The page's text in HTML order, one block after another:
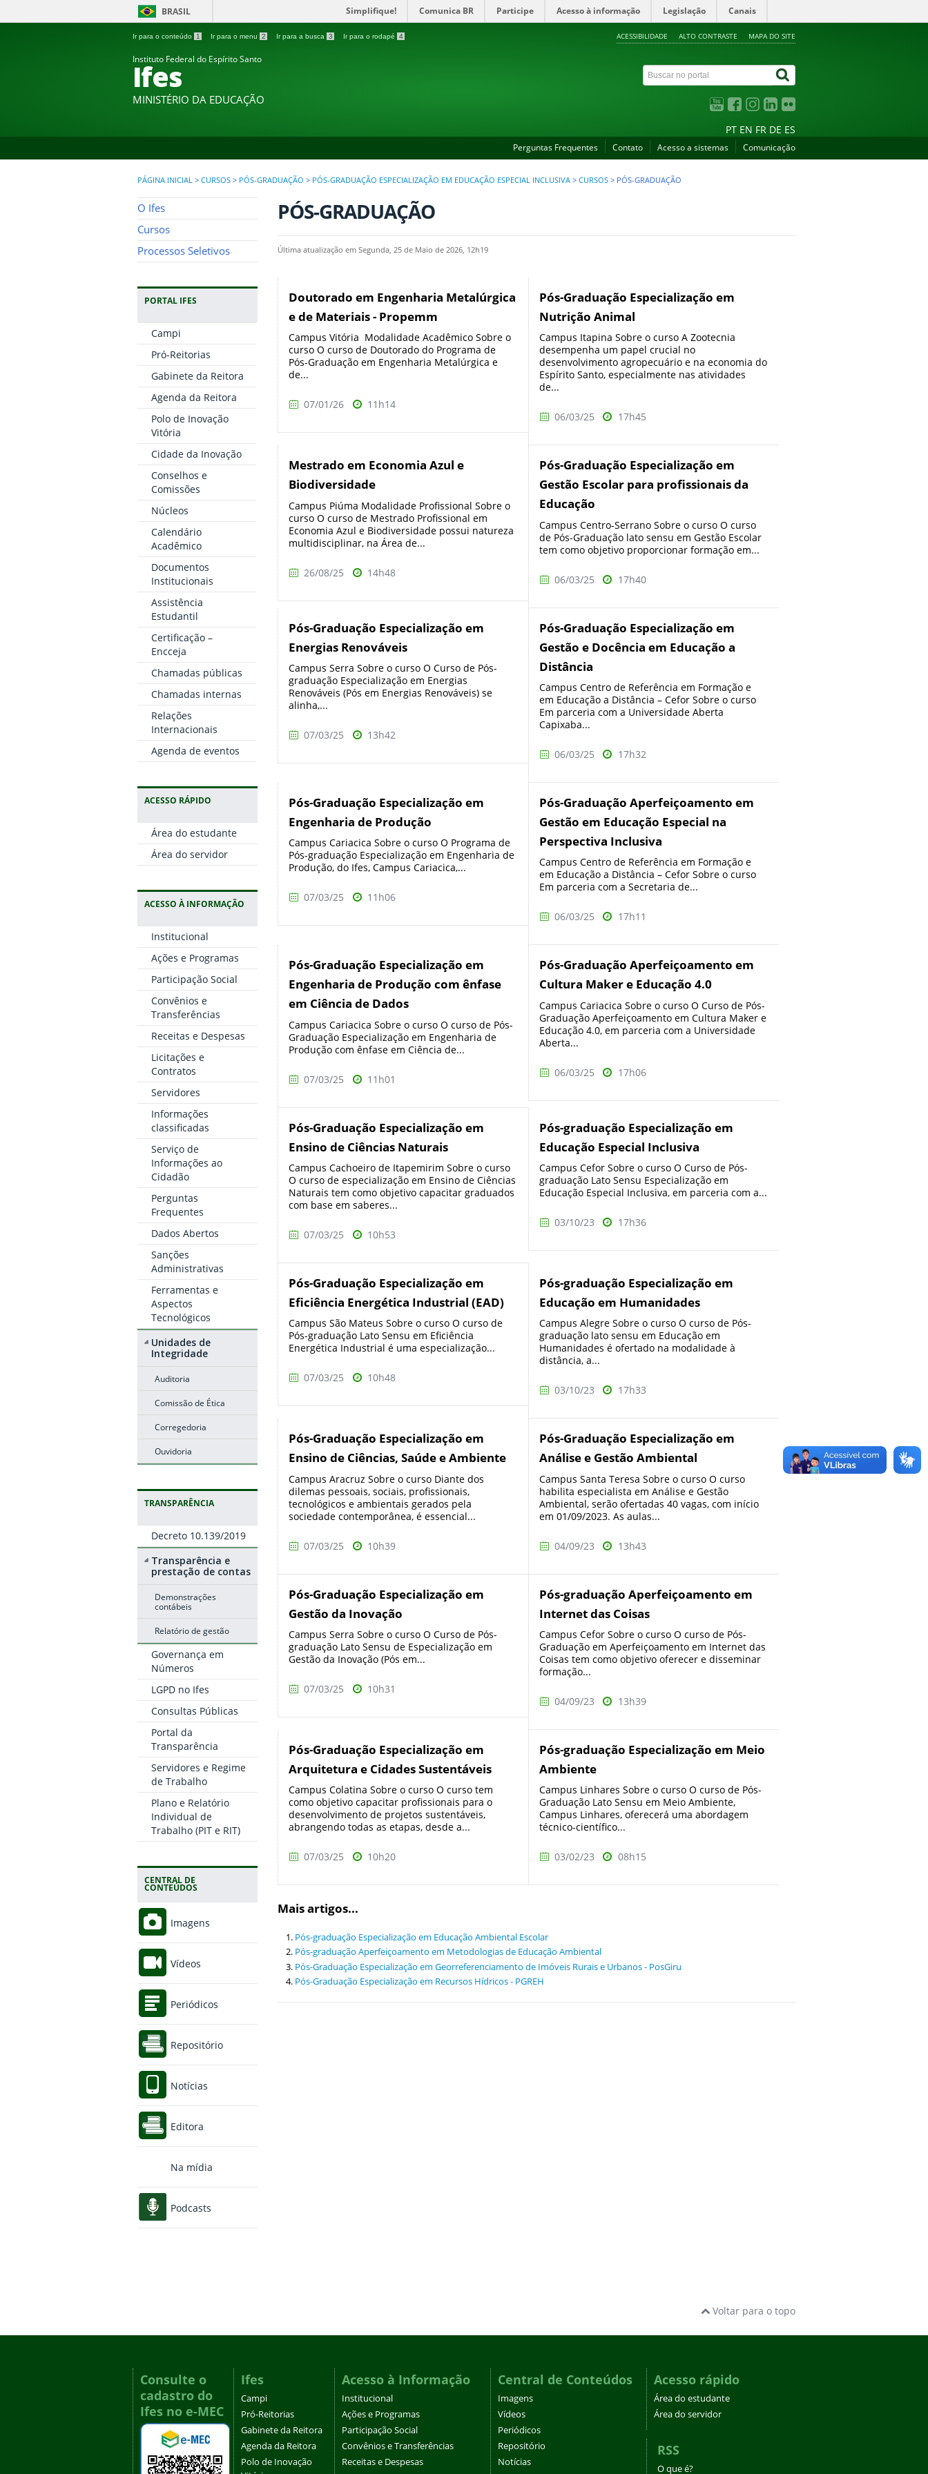
BRASIL Simplifique! Comunica BR Participe Acesso à informação Legislação Canais
Ir para o conteúdo 1 Ir para o menu 2 Ir para a busca 3 Ir para o rodapé 4 ACESSIBILIDADE ALTO CONTRASTE MAPA DO SITE
Instituto Federal do Espírito Santo
Ifes
MINISTÉRIO DA EDUCAÇÃO
PT EN FR DE ES
Perguntas Frequentes Contato Acesso a sistemas Comunicação
PÁGINA INICIAL > CURSOS > PÓS-GRADUAÇÃO > PÓS-GRADUAÇÃO ESPECIALIZAÇÃO EM EDUCAÇÃO ESPECIAL INCLUSIVA > CURSOS > PÓS-GRADUAÇÃO
O Ifes
Cursos
Processos Seletivos
PORTAL IFES
Campi
Pró-Reitorias
Gabinete da Reitora
Agenda da Reitora
Polo de Inovação
Vitória
Cidade da Inovação
Conselhos e
Comissões
Núcleos
Calendário
Acadêmico
Documentos
Institucionais
Assistência
Estudantil
Certificação –
Encceja
Chamadas públicas
Chamadas internas
Relações
Internacionais
Agenda de eventos
ACESSO RÁPIDO
Área do estudante
Área do servidor
ACESSO À INFORMAÇÃO
Institucional
Ações e Programas
Participação Social
Convênios e
Transferências
Receitas e Despesas
Licitações e
Contratos
Servidores
Informações
classificadas
Serviço de
Informações ao
Cidadão
Perguntas
Frequentes
Dados Abertos
Sanções
Administrativas
Ferramentas e
Aspectos
Tecnológicos
Unidades de
Integridade
Auditoria
Comissão de Ética
Corregedoria
Ouvidoria
TRANSPARÊNCIA
Decreto 10.139/2019
Transparência e
prestação de contas
Demonstrações
contábeis
Relatório de gestão
Governança em
Números
LGPD no Ifes
Consultas Públicas
Portal da
Transparência
Servidores e Regime
de Trabalho
Plano e Relatório
Individual de
Trabalho (PIT e RIT)
CENTRAL DE
CONTEÚDOS
Imagens
Vídeos
Periódicos
Repositório
Notícias
Editora
Na mídia
Podcasts
PÓS-GRADUAÇÃO
Última atualização em Segunda, 25 de Maio de 2026, 12h19
Doutorado em Engenharia Metalúrgica
e de Materiais - Propemm
Campus Vitória Modalidade Acadêmico Sobre o
curso O curso de Doutorado do Programa de
Pós-Graduação em Engenharia Metalúrgica e
de...
07/01/26 11h14
Pós-Graduação Especialização em
Nutrição Animal
Campus Itapina Sobre o curso A Zootecnia
desempenha um papel crucial no
desenvolvimento agropecuário e na economia do
Espírito Santo, especialmente nas atividades
de...
06/03/25 17h45
Mestrado em Economia Azul e
Biodiversidade
Campus Piúma Modalidade Profissional Sobre o
curso O curso de Mestrado Profissional em
Economia Azul e Biodiversidade possui natureza
multidisciplinar, na Área de...
26/08/25 14h48
Pós-Graduação Especialização em
Gestão Escolar para profissionais da
Educação
Campus Centro-Serrano Sobre o curso O curso
de Pós-Graduação lato sensu em Gestão Escolar
tem como objetivo proporcionar formação em...
06/03/25 17h40
Pós-Graduação Especialização em
Energias Renováveis
Campus Serra Sobre o curso O Curso de Pós-
graduação Especialização em Energias
Renováveis (Pós em Energias Renováveis) se
alinha,...
07/03/25 13h42
Pós-Graduação Especialização em
Gestão e Docência em Educação a
Distância
Campus Centro de Referência em Formação e
em Educação a Distância – Cefor Sobre o curso
Em parceria com a Universidade Aberta
Capixaba...
06/03/25 17h32
Pós-Graduação Especialização em
Engenharia de Produção
Campus Cariacica Sobre o curso O Programa de
Pós-graduação Especialização em Engenharia de
Produção, do Ifes, Campus Cariacica,...
07/03/25 11h06
Pós-Graduação Aperfeiçoamento em
Gestão em Educação Especial na
Perspectiva Inclusiva
Campus Centro de Referência em Formação e
em Educação a Distância – Cefor Sobre o curso
Em parceria com a Secretaria de...
06/03/25 17h11
Pós-Graduação Especialização em
Engenharia de Produção com ênfase
em Ciência de Dados
Campus Cariacica Sobre o curso O curso de Pós-
Graduação Especialização em Engenharia de
Produção com ênfase em Ciência de...
07/03/25 11h01
Pós-Graduação Aperfeiçoamento em
Cultura Maker e Educação 4.0
Campus Cariacica Sobre o curso O Curso de Pós-
Graduação Aperfeiçoamento em Cultura Maker e
Educação 4.0, em parceria com a Universidade
Aberta...
06/03/25 17h06
Pós-Graduação Especialização em
Ensino de Ciências Naturais
Campus Cachoeiro de Itapemirim Sobre o curso
O curso de especialização em Ensino de Ciências
Naturais tem como objetivo capacitar graduados
com base em saberes...
07/03/25 10h53
Pós-graduação Especialização em
Educação Especial Inclusiva
Campus Cefor Sobre o curso O Curso de Pós-
graduação Lato Sensu Especialização em
Educação Especial Inclusiva, em parceria com a...
03/10/23 17h36
Pós-Graduação Especialização em
Eficiência Energética Industrial (EAD)
Campus São Mateus Sobre o curso O curso de
Pós-graduação Lato Sensu em Eficiência
Energética Industrial é uma especialização...
07/03/25 10h48
Pós-graduação Especialização em
Educação em Humanidades
Campus Alegre Sobre o curso O curso de Pós-
graduação lato sensu em Educação em
Humanidades é ofertado na modalidade à
distância, a...
03/10/23 17h33
Pós-Graduação Especialização em
Ensino de Ciências, Saúde e Ambiente
Campus Aracruz Sobre o curso Diante dos
dilemas pessoais, sociais, profissionais,
tecnológicos e ambientais gerados pela
sociedade contemporânea, é essencial...
07/03/25 10h39
Pós-Graduação Especialização em
Análise e Gestão Ambiental
Campus Santa Teresa Sobre o curso O curso
habilita especialista em Análise e Gestão
Ambiental, serão ofertadas 40 vagas, com início
em 01/09/2023. As aulas...
04/09/23 13h43
Pós-Graduação Especialização em
Gestão da Inovação
Campus Serra Sobre o curso O Curso de Pós-
graduação Lato Sensu de Especialização em
Gestão da Inovação (Pós em...
07/03/25 10h31
Pós-graduação Aperfeiçoamento em
Internet das Coisas
Campus Cefor Sobre o curso O curso de Pós-
Graduação em Aperfeiçoamento em Internet das
Coisas tem como objetivo oferecer e disseminar
formação...
04/09/23 13h39
Pós-Graduação Especialização em
Arquitetura e Cidades Sustentáveis
Campus Colatina Sobre o curso O curso tem
como objetivo capacitar profissionais para o
desenvolvimento de projetos sustentáveis,
abrangendo todas as etapas, desde a...
07/03/25 10h20
Pós-graduação Especialização em Meio
Ambiente
Campus Linhares Sobre o curso O curso de Pós-
Graduação Lato Sensu em Meio Ambiente,
Campus Linhares, oferecerá uma abordagem
técnico-científico...
03/02/23 08h15
Mais artigos...
Pós-graduação Especialização em Educação Ambiental Escolar
Pós-graduação Aperfeiçoamento em Metodologias de Educação Ambiental
Pós-Graduação Especialização em Georreferenciamento de Imóveis Rurais e Urbanos - PosGiru
Pós-Graduação Especialização em Recursos Hídricos - PGREH
Voltar para o topo
Consulte o
cadastro do
Ifes no e-MEC
Ifes
Campi
Pró-Reitorias
Gabinete da Reitora
Agenda da Reitora
Polo de Inovação
Acesso à Informação
Institucional
Ações e Programas
Participação Social
Convênios e Transferências
Receitas e Despesas
Central de Conteúdos
Imagens
Vídeos
Periódicos
Repositório
Notícias
Acesso rápido
Área do estudante
Área do servidor
RSS
O que é?